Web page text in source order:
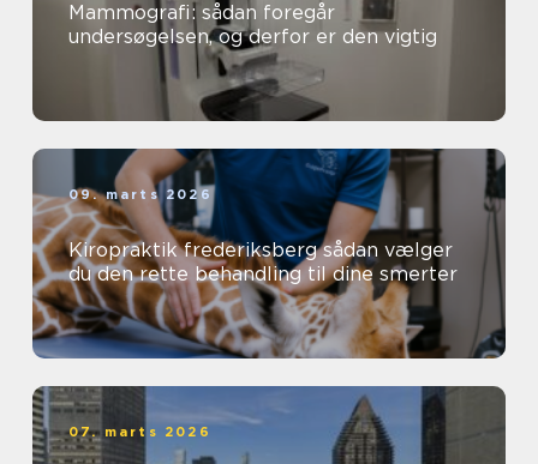
Mammografi: sådan foregår
undersøgelsen, og derfor er den vigtig
09. marts 2026
Kiropraktik frederiksberg sådan vælger
du den rette behandling til dine smerter
07. marts 2026